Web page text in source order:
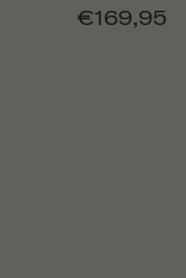
€169,95